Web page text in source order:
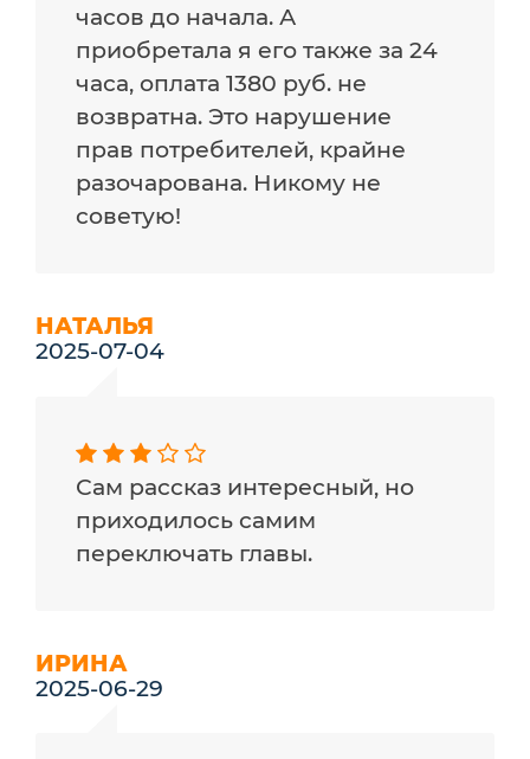
часов до начала. А
приобретала я его также за 24
часа, оплата 1380 руб. не
возвратна. Это нарушение
прав потребителей, крайне
разочарована. Никому не
советую!
НАТАЛЬЯ
2025-07-04
Сам рассказ интересный, но
приходилось самим
переключать главы.
ИРИНА
2025-06-29